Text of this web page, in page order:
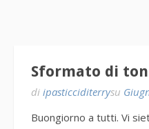
Sformato di
di ipasticciditerrysu
Buongiorno a tutti. Vi